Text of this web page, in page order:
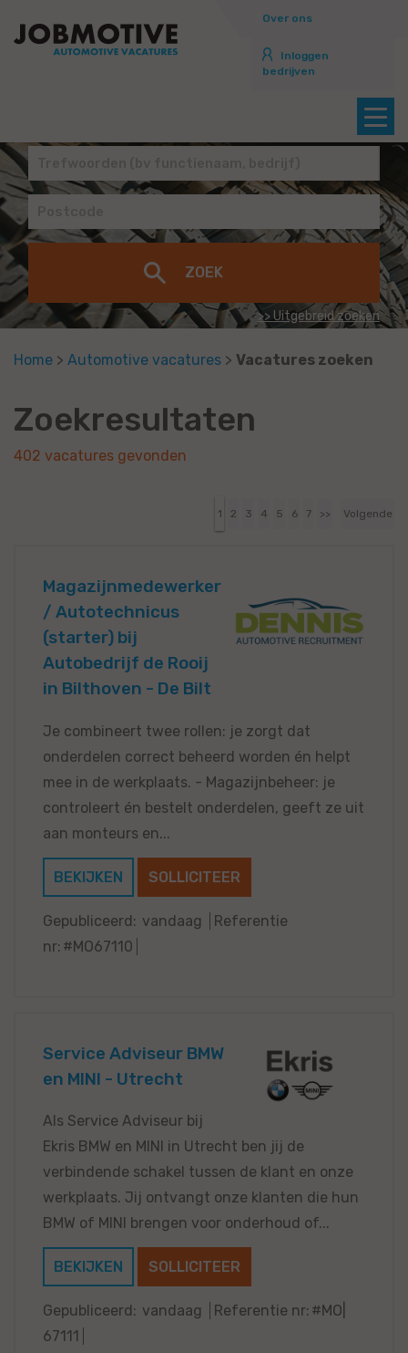
Over ons
Inloggen
bedrijven
>> Uitgebreid zoeken
Home > Automotive vacatures > Vacatures zoeken
Zoekresultaten
402 vacatures gevonden
1 2 3 4 5 6 7 >> Volgende
Magazijnmedewerker
/ Autotechnicus
(starter) bij
Autobedrijf de Rooij
in Bilthoven - De Bilt
Je combineert twee rollen: je zorgt dat
onderdelen correct beheerd worden én helpt
mee in de werkplaats. - Magazijnbeheer: je
controleert én bestelt onderdelen, geeft ze uit
aan monteurs en...
BEKIJKEN SOLLICITEER
Gepubliceerd: vandaag
Referentie
nr: #MO67110
Service Adviseur BMW
en MINI - Utrecht
Als Service Adviseur bij
Ekris BMW en MINI in Utrecht ben jij de
verbindende schakel tussen de klant en onze
werkplaats. Jij ontvangt onze klanten die hun
BMW of MINI brengen voor onderhoud of...
BEKIJKEN SOLLICITEER
Gepubliceerd: vandaag Referentie nr: #MO|
67111